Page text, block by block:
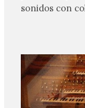
sonidos con